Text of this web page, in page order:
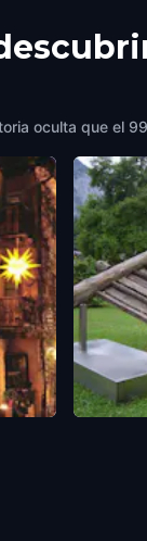
oculta que el